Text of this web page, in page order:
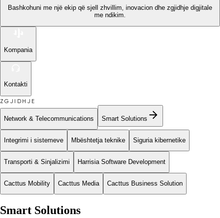
Bashkohuni me një ekip që sjell zhvillim, inovacion dhe zgjidhje digjitale
me ndikim.
Kompania
Kontakti
ZGJIDHJE
Network & Telecommunications Smart Solutions
Integrimi i sistemeve Mbështetja teknike Siguria kibernetike
Transporti & Sinjalizimi Harrisia Software Development
Cacttus Mobility Cacttus Media Cacttus Business Solution
Smart Solutions